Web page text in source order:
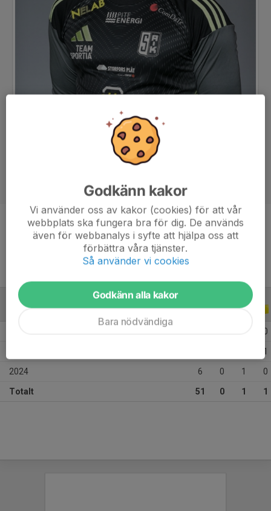
Ålder 22 år
ALLA SERIER ALLA ÅR
0
1
2024 6 0 1 0
Totalt 51 0 1 1
Godkänn kakor
Vi använder oss av kakor (cookies) för att vår
webbplats ska fungera bra för dig. De används
även för webbanalys i syfte att hjälpa oss att
förbättra våra tjänster.
Så använder vi cookies
Godkänn alla kakor
Bara nödvändiga